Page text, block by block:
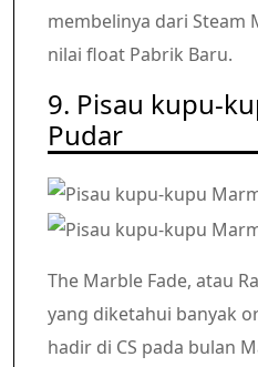
membelinya dari Steam
nilai float Pabrik Baru.
9. Pisau kupu-
Pudar
The Marble Fade, atau
yang diketahui banyak
hadir di CS pada bulan